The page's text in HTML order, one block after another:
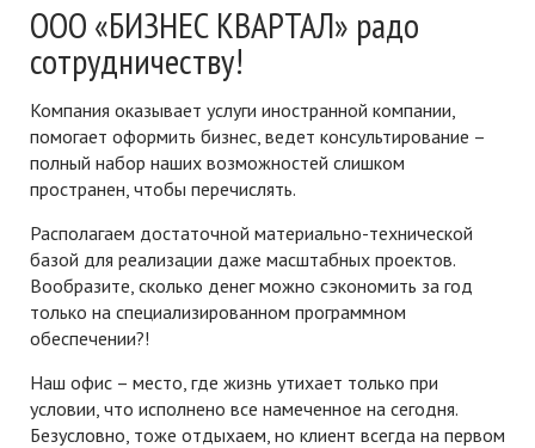
ООО «БИЗНЕС КВАРТАЛ» радо
сотрудничеству!
Компания оказывает услуги иностранной компании,
помогает оформить бизнес, ведет консультирование –
полный набор наших возможностей слишком
пространен, чтобы перечислять.
Располагаем достаточной материально-технической
базой для реализации даже масштабных проектов.
Вообразите, сколько денег можно сэкономить за год
только на специализированном программном
обеспечении?!
Наш офис – место, где жизнь утихает только при
условии, что исполнено все намеченное на сегодня.
Безусловно, тоже отдыхаем, но клиент всегда на первом